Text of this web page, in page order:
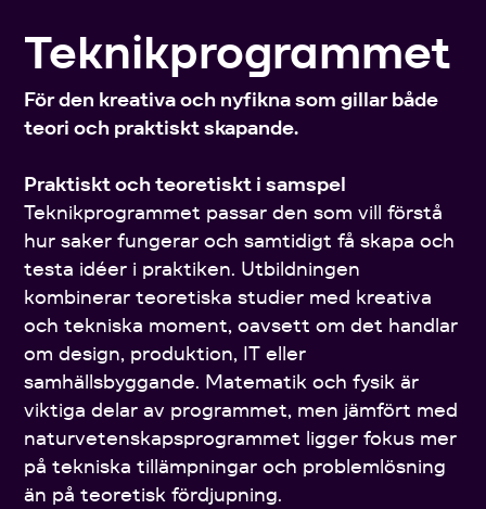
Teknikprogrammet
För den kreativa och nyfikna som gillar både
teori och praktiskt skapande.
Praktiskt och teoretiskt i samspel
Teknikprogrammet passar den som vill förstå
hur saker fungerar och samtidigt få skapa och
testa idéer i praktiken. Utbildningen
kombinerar teoretiska studier med kreativa
och tekniska moment, oavsett om det handlar
om design, produktion, IT eller
samhällsbyggande. Matematik och fysik är
viktiga delar av programmet, men jämfört med
naturvetenskapsprogrammet ligger fokus mer
på tekniska tillämpningar och problemlösning
än på teoretisk fördjupning.